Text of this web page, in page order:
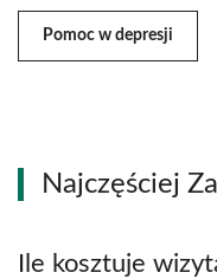
Pomoc w depresji
Najczęściej
Ile kosztuje